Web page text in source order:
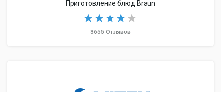
Приготовление блюд Braun
3655 Отзывов